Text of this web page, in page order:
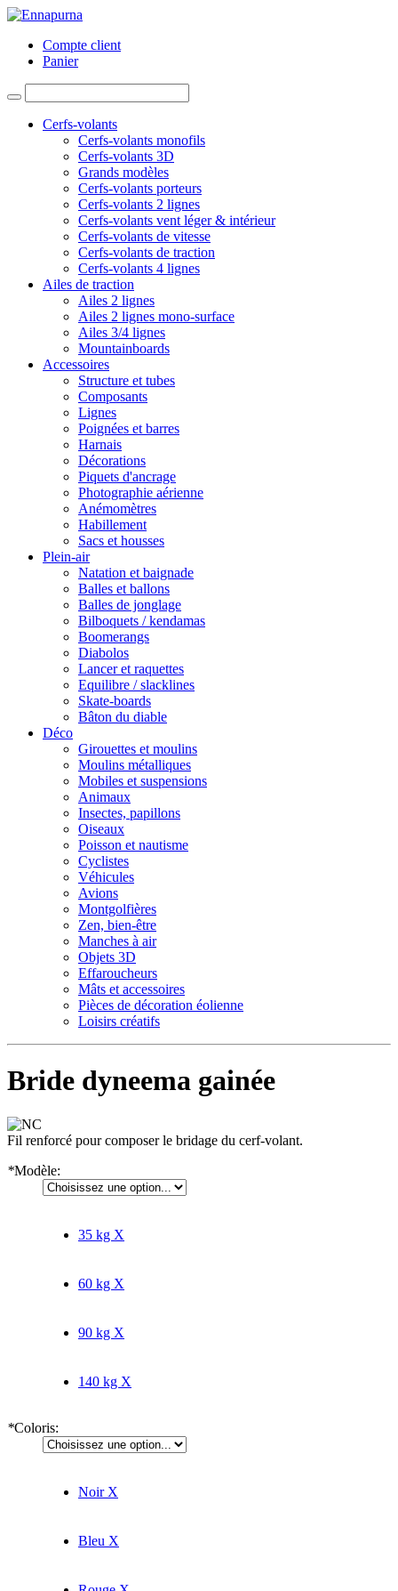
Compte client
Panier
Cerfs-volants
Cerfs-volants monofils
Cerfs-volants 3D
Grands modèles
Cerfs-volants porteurs
Cerfs-volants 2 lignes
Cerfs-volants vent léger & intérieur
Cerfs-volants de vitesse
Cerfs-volants de traction
Cerfs-volants 4 lignes
Ailes de traction
Ailes 2 lignes
Ailes 2 lignes mono-surface
Ailes 3/4 lignes
Mountainboards
Accessoires
Structure et tubes
Composants
Lignes
Poignées et barres
Harnais
Décorations
Piquets d'ancrage
Photographie aérienne
Anémomètres
Habillement
Sacs et housses
Plein-air
Natation et baignade
Balles et ballons
Balles de jonglage
Bilboquets / kendamas
Boomerangs
Diabolos
Lancer et raquettes
Equilibre / slacklines
Skate-boards
Bâton du diable
Déco
Girouettes et moulins
Moulins métalliques
Mobiles et suspensions
Animaux
Insectes, papillons
Oiseaux
Poisson et nautisme
Cyclistes
Véhicules
Avions
Montgolfières
Zen, bien-être
Manches à air
Objets 3D
Effaroucheurs
Mâts et accessoires
Pièces de décoration éolienne
Loisirs créatifs
Bride dyneema gainée
Fil renforcé pour composer le bridage du cerf-volant.
*Modèle:
35 kg X
60 kg X
90 kg X
140 kg X
*Coloris:
Noir X
Bleu X